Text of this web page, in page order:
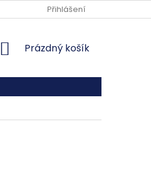
Přihlášení
NÁKUPNÍ
Prázdný košík